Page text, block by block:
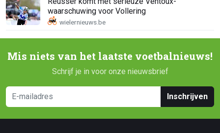
waarschuwing voor Vollering
Mis niets van het laatste voetbalnieuws!
Schrijf je in voor onze nieuwsbrief
Inschrijven